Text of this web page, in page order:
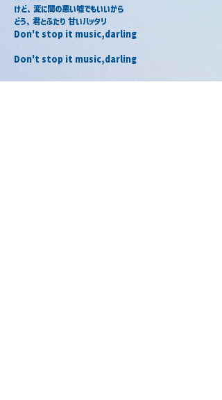
けど、変に間の悪い嘘でもいいから
どう、君とふたり 甘いハッタリ
Don't stop it music,darling
Don't stop it music,darling